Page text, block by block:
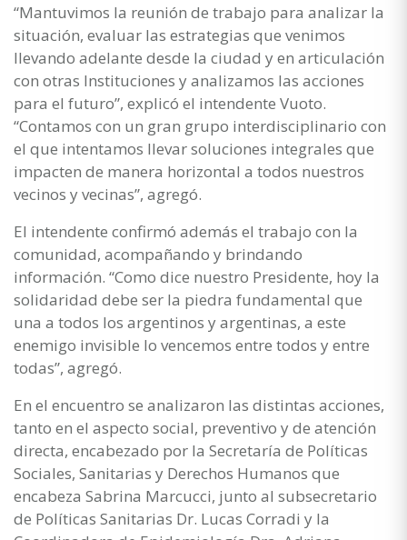
“Mantuvimos la reunión de trabajo para analizar la
situación, evaluar las estrategias que venimos
llevando adelante desde la ciudad y en articulación
con otras Instituciones y analizamos las acciones
para el futuro”, explicó el intendente Vuoto.
“Contamos con un gran grupo interdisciplinario con
el que intentamos llevar soluciones integrales que
impacten de manera horizontal a todos nuestros
vecinos y vecinas”, agregó.
El intendente confirmó además el trabajo con la
comunidad, acompañando y brindando
información. “Como dice nuestro Presidente, hoy la
solidaridad debe ser la piedra fundamental que
una a todos los argentinos y argentinas, a este
enemigo invisible lo vencemos entre todos y entre
todas”, agregó.
En el encuentro se analizaron las distintas acciones,
tanto en el aspecto social, preventivo y de atención
directa, encabezado por la Secretaría de Políticas
Sociales, Sanitarias y Derechos Humanos que
encabeza Sabrina Marcucci, junto al subsecretario
de Políticas Sanitarias Dr. Lucas Corradi y la